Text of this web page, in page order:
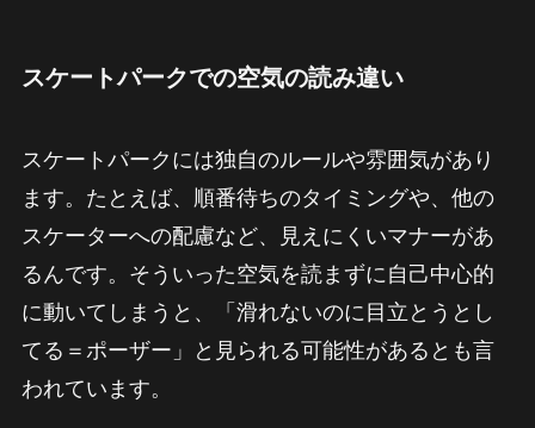
スケートパークでの空気の読み違い
スケートパークには独自のルールや雰囲気があり
ます。たとえば、順番待ちのタイミングや、他の
スケーターへの配慮など、見えにくいマナーがあ
るんです。そういった空気を読まずに自己中心的
に動いてしまうと、「滑れないのに目立とうとし
てる＝ポーザー」と見られる可能性があるとも言
われています。